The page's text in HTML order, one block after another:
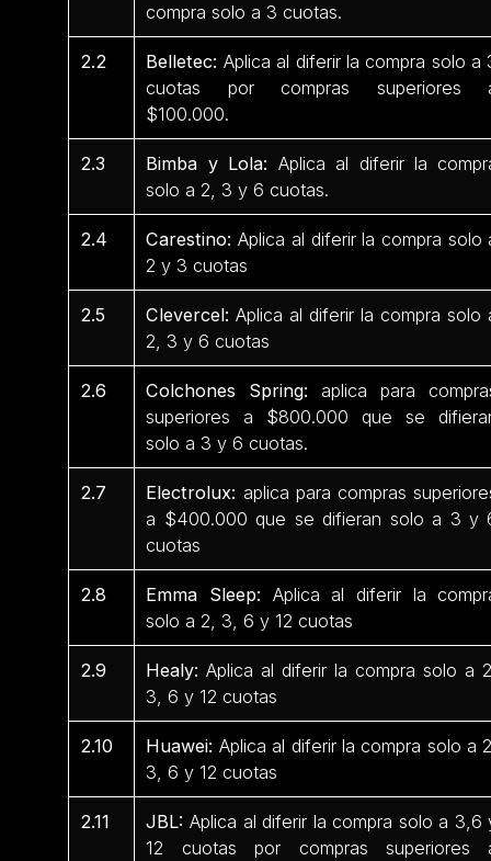
compra solo a 3 cuotas.
2.2 Belletec: Aplica al diferir la compra solo a
cuotas por compras superiores
$100.000.
2.3 Bimba y Lola: Aplica al diferir la
solo a 2, 3 y 6 cuotas.
2.4 Carestino: Aplica al diferir la compra solo
2 y 3 cuotas
2.5 Clevercel:Aplica al diferir la compra solo
2, 3 y 6 cuotas
2.6 Colchones Spring: aplica para
superiores a $800.000 que se
solo a 3 y 6 cuotas.
2.7 Electrolux: aplica para compras
a $400.000 que se difieran solo a 3 y
cuotas
2.8 Emma Sleep: Aplica al diferir la
solo a 2, 3, 6 y 12 cuotas
2.9 Healy: Aplica al diferir la compra solo a
3, 6 y 12 cuotas
2.10 Huawei: Aplica al diferir la compra solo a
3, 6 y 12 cuotas
2.11 JBL: Aplica al diferir la compra solo a 3,6
12 cuotas por compras superiores